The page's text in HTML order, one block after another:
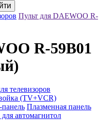
Пульт для DAEWOO R-
R-59B01
телевизоров
(TV+VCR)
Плазменная панель
автомагнитол